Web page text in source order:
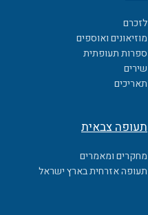
b
o
o
k
לזכרם
מוזיאונים ואוספים
ספרות תעופתית
שירים
תאריכים
תעופה צבאית
מחקרים ומאמרים
תעופה אזרחית בארץ ישראל